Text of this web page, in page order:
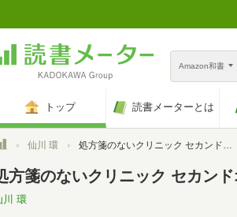
Amazon和書
トップ 読書メーターとは
トップ仙川 環 処方箋のないクリニック セカンドオピニオン (小学館文庫 せ 2-12)
方箋のないクリニック セカン
川 環